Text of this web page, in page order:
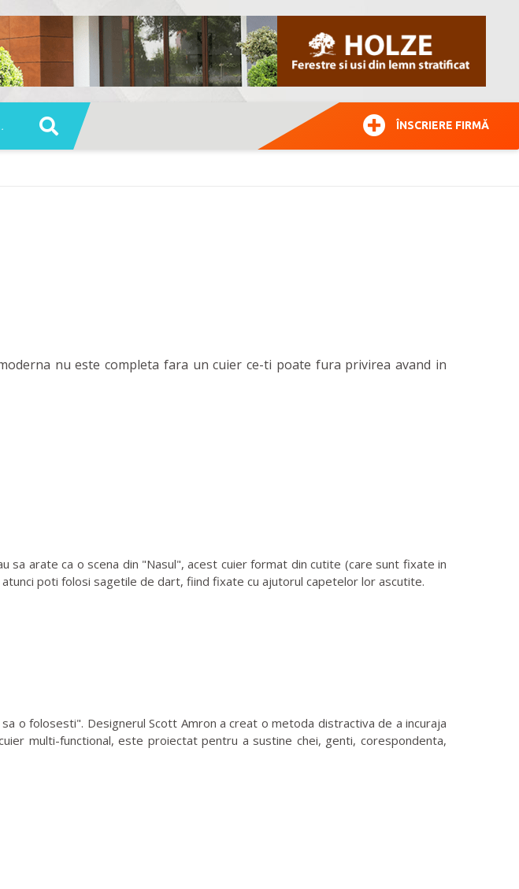
ÎNSCRIERE FIRMĂ
nu este completa fara un cuier ce-ti poate fura privirea avand in
arate ca o scena din "Nasul", acest cuier format din cutite (care sunt fixate in
poti folosi sagetile de dart, fiind fixate cu ajutorul capetelor lor ascutite.
o folosesti". Designerul Scott Amron a creat o metoda distractiva de a incuraja
multi-functional, este proiectat pentru a sustine chei, genti, corespondenta,